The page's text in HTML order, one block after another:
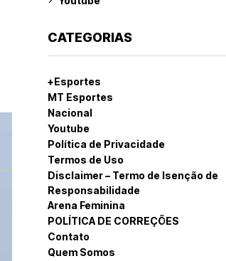
CATEGORIAS
+Esportes
MT Esportes
Nacional
Youtube
Política de Privacidade
Termos de Uso
Disclaimer – Termo de Isenção de
Responsabilidade
Arena Feminina
POLÍTICA DE CORREÇÕES
Contato
Quem Somos